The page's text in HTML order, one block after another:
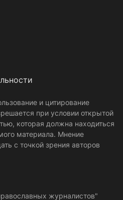
и цитирование
при условии открытой
которая должна находиться
материала. Мнение
с точкой зрения авторов
журналистов"